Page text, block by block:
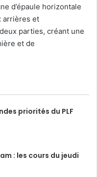
d’épaule horizontale
arrières et
parties, créant une
et de
priorités du PLF
: les cours du jeudi